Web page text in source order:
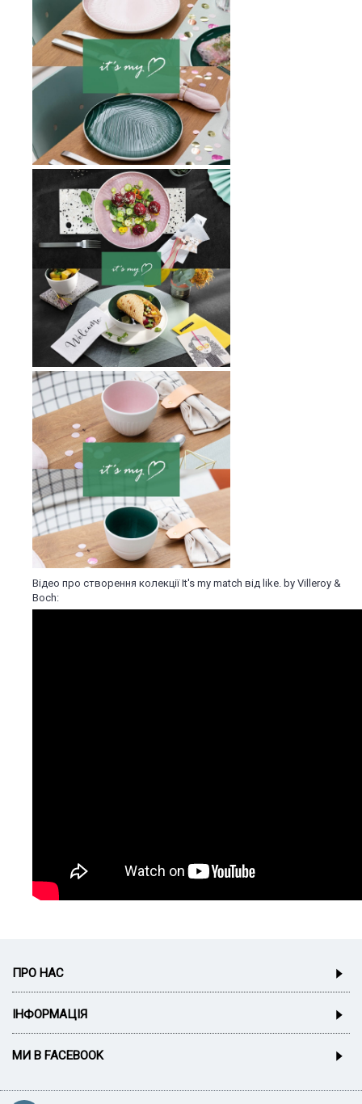
Відео про створення колекції It's my match від like. by Villeroy &
Boch:
ПРО НАС
ІНФОРМАЦІЯ
МИ В FACEBOOK